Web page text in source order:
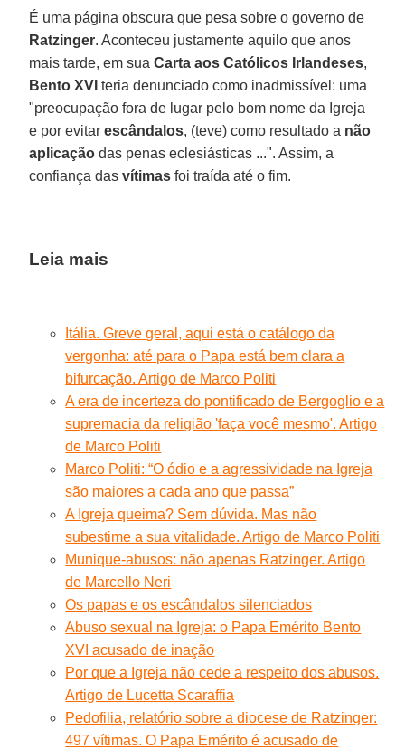
É uma página obscura que pesa sobre o governo de
Ratzinger. Aconteceu justamente aquilo que anos
mais tarde, em suaCarta aos Católicos Irlandeses,
Bento XVI teria denunciado como inadmissível: uma
"preocupação fora de lugar pelo bom nome da Igreja
e por evitarescândalos, (teve) como resultado a não
aplicação das penas eclesiásticas ...". Assim, a
confiança dasvítimas foi traída até o fim.
Leia mais
Itália. Greve geral, aqui está o catálogo da
vergonha: até para o Papa está bem clara a
bifurcação. Artigo de Marco Politi
A era de incerteza do pontificado de Bergoglio e a
supremacia da religião 'faça você mesmo'. Artigo
de Marco Politi
Marco Politi: “O ódio e a agressividade na Igreja
são maiores a cada ano que passa”
A Igreja queima? Sem dúvida. Mas não
subestime a sua vitalidade. Artigo de Marco Politi
Munique-abusos: não apenas Ratzinger. Artigo
de Marcello Neri
Os papas e os escândalos silenciados
Abuso sexual na Igreja: o Papa Emérito Bento
XVI acusado de inação
Por que a Igreja não cede a respeito dos abusos.
Artigo de Lucetta Scaraffia
Pedofilia, relatório sobre a diocese de Ratzinger:
497 vítimas. O Papa Emérito é acusado de